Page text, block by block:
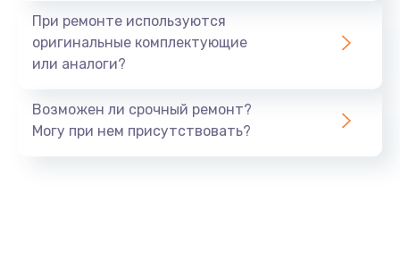
1530 руб.
Замена шлейфа матрицы
При ремонте используются
оригинальные комплектующие
или аналоги?
Возможен ли срочный ремонт?
Могу при нем присутствовать?